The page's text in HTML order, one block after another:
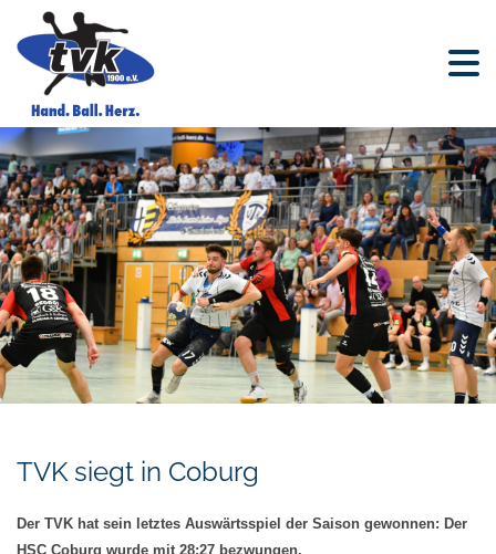
TVK siegt in Coburg
Der TVK hat sein letztes Auswärtsspiel der Saison gewonnen: Der
HSC Coburg wurde mit 28:27 bezwungen.